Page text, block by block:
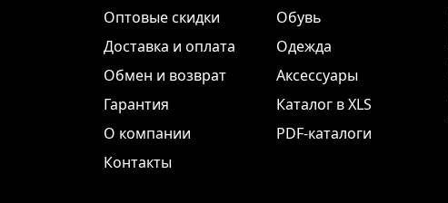
Оптовые скидки
Доставка и оплата
Обмен и возврат
Гарантия
О компании
Контакты
Обувь
Одежда
Аксессуары
Каталог в XLS
PDF-каталоги